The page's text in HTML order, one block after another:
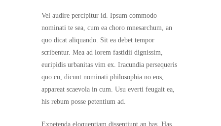
Vel audire percipitur id. Ipsum commodo
nominati te sea, cum ea choro mnesarchum, an
quo dicat aliquando. Sit ea debet tempor
scribentur. Mea ad lorem fastidii dignissim,
euripidis urbanitas vim ex. Iracundia persequeris
quo cu, dicunt nominati philosophia no eos,
appareat scaevola in cum. Usu everti feugait ea,
his rebum posse petentium ad.
Expetenda eloquentiam dissentiunt an has. Has